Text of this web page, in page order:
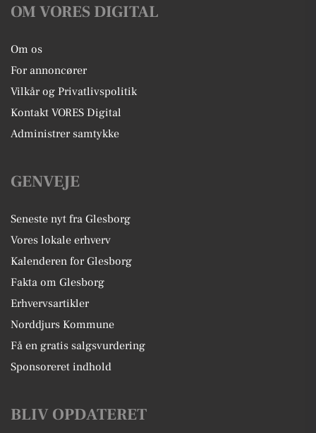
OM VORES DIGITAL
Om os
For annoncører
Vilkår og Privatlivspolitik
Kontakt VORES Digital
Administrer samtykke
GENVEJE
Seneste nyt fra Glesborg
Vores lokale erhverv
Kalenderen for Glesborg
Fakta om Glesborg
Erhvervsartikler
Norddjurs Kommune
Få en gratis salgsvurdering
Sponsoreret indhold
BLIV OPDATERET